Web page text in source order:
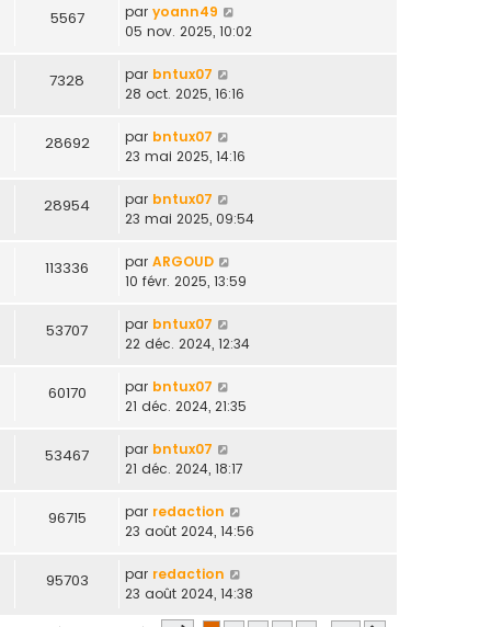
5567 par yoann49
05 nov. 2025, 10:02
7328 par bntux07
28 oct. 2025, 16:16
28692 par bntux07
23 mai 2025, 14:16
28954 par bntux07
23 mai 2025, 09:54
113336 par ARGOUD
10 févr. 2025, 13:59
53707 par bntux07
22 déc. 2024, 12:34
60170 par bntux07
21 déc. 2024, 21:35
53467 par bntux07
21 déc. 2024, 18:17
96715 par redaction
23 août 2024, 14:56
95703 par redaction
23 août 2024, 14:38